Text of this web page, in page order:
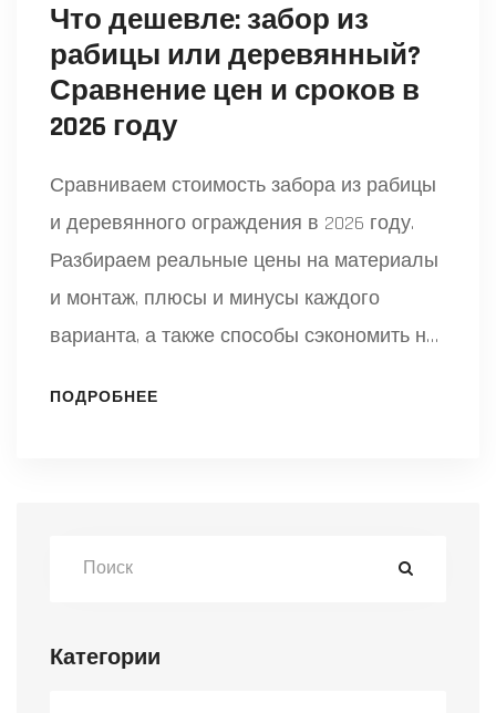
Что дешевле: забор из
рабицы или деревянный?
Сравнение цен и сроков в
2026 году
Сравниваем стоимость забора из рабицы
и деревянного ограждения в 2026 году.
Разбираем реальные цены на материалы
и монтаж, плюсы и минусы каждого
варианта, а также способы сэкономить на
ПОДРОБНЕЕ
Категории